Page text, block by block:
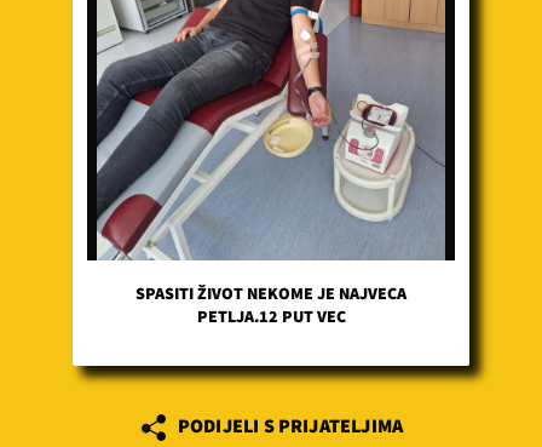
SPASITI ŽIVOT NEKOME JE NAJVECA
PETLJA.12 PUT VEC
PODIJELI S PRIJATELJIMA